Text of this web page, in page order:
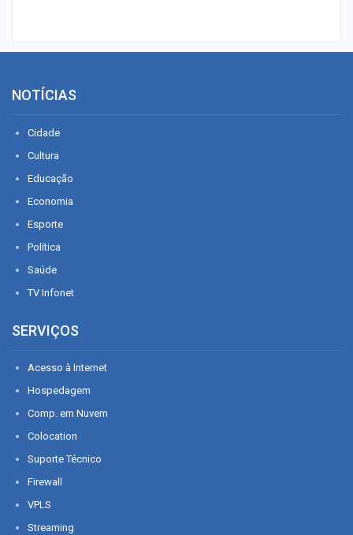
NOTÍCIAS
Cidade
Cultura
Educação
Economia
Esporte
Política
Saúde
TV Infonet
SERVIÇOS
Acesso à Internet
Hospedagem
Comp. em Nuvem
Colocation
Suporte Técnico
Firewall
VPLS
Streaming